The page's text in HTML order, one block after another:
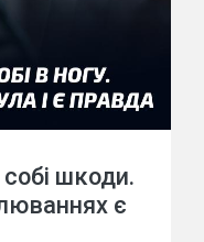
шкоди.
є